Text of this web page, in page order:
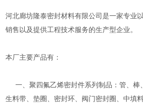
河北廊坊隆泰密封材料有限公司是一家专业
销售以及提供工程技术服务的生产型企业。
本厂主要产品有：
一、聚四氟乙烯密封件系列制品：管、棒
生料带、垫圈、密封环、阀门密封圈、中填